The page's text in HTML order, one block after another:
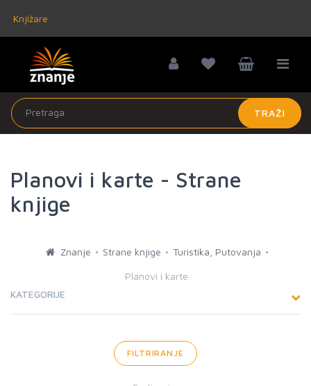
Knjižare
TRAŽI
Planovi i karte - Strane
knjige
Znanje Strane knjige Turistika, Putovanja
Planovi i karte
KATEGORIJE
FILTRIRANJE